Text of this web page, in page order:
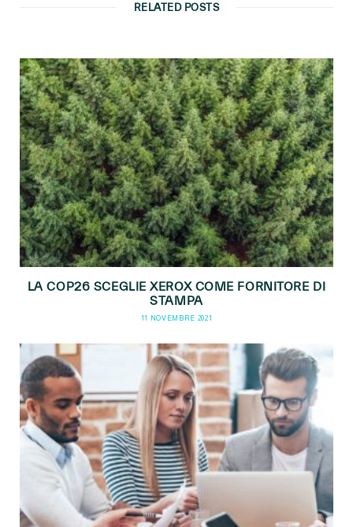
RELATED POSTS
LA COP26 SCEGLIE XEROX COME FORNITORE DI
STAMPA
11 NOVEMBRE 2021